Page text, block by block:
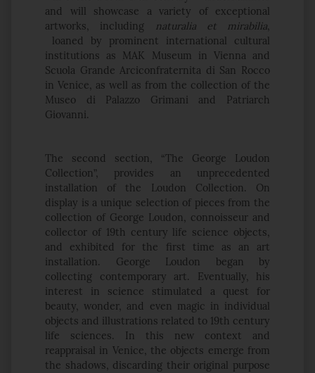
and will showcase a variety of exceptional
artworks, including naturalia et mirabilia,
loaned by prominent international cultural
institutions as MAK Museum in Vienna and
Scuola Grande Arciconfraternita di San Rocco
in Venice, as well as from the collection of the
Museo di Palazzo Grimani and Patriarch
Giovanni.
The second section, “The George Loudon
Collection”, provides an unprecedented
installation of the Loudon Collection. On
display is a unique selection of pieces from the
collection of George Loudon, connoisseur and
collector of 19th century life science objects,
and exhibited for the first time as an art
installation. George Loudon began by
collecting contemporary art. Eventually, his
interest in science stimulated a quest for
beauty, wonder, and even magic in individual
objects and illustrations related to 19th century
life sciences. In this new context and
reappraisal in Venice, the objects emerge from
the shadows, discarding their original purpose